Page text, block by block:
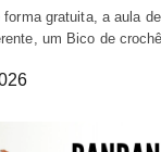
gratuita, a aula
um Bico de